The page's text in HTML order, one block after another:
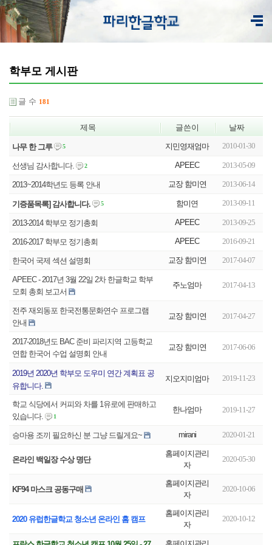
학부모 게시판
글 수 181
제목 글쓴이 날짜
나무 한 그루 5 지민영재엄마 2010-01-30
선생님 감사합니다. 2 APEEC 2013-05-09
2013~2014학년도 등록 안내 교장 함미연 2013-06-14
기증품목록] 감사합니다. 5 함미연 2013-09-11
2013-2014 학부모 정기총회 APEEC 2013-09-25
2016-2017 학부모 정기총회 APEEC 2016-09-21
한국어 국제 섹션 설명회 교장 함미연 2017-04-07
APEEC - 2017년 3월 22일 2차 한글학교 학부
모회 총회 보고서
주노엄마 2017-04-13
전주 재외동포 한국전통문화연수 프로그램
안내
교장 함미연 2017-04-27
2017-2018년도 BAC 준비 파리지역 고등학교
연합 한국어 수업 설명회 안내
교장 함미연 2017-06-06
2019년 2020년 학부모 도우미 연간 계획표 공
유합니다.
지오지미엄마 2019-11-23
학교 식당에서 커피와 차를 1유로에 판매하고
있습니다.
1
한나엄마 2019-11-27
승마용 조끼 필요하신 분 그냥 드릴게요~ mirani 2020-01-21
온라인 백일장 수상 명단
홈페이지관리
자
2020-05-30
KF94 마스크 공동구매
홈페이지관리
자
2020-10-06
2020 유럽한글학교 청소년 온라인 홈 캠프
홈페이지관리
자
2020-10-12